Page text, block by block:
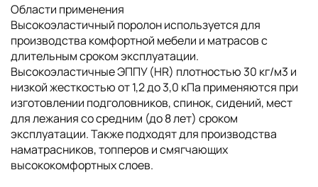
Области применения
Высокоэластичный поролон используется для
производства комфортной мебели и матрасов с
длительным сроком эксплуатации.
Высокоэластичные ЭППУ (HR) плотностью 30 кг/м3 и
низкой жесткостью от 1,2 до 3,0 кПа применяются при
изготовлении подголовников, спинок, сидений, мест
для лежания со средним (до 8 лет) сроком
эксплуатации. Также подходят для производства
наматрасников, топперов и смягчающих
высококомфортных слоев.